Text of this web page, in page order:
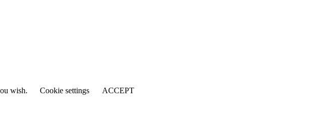
wish.
Cookie settings ACCEPT